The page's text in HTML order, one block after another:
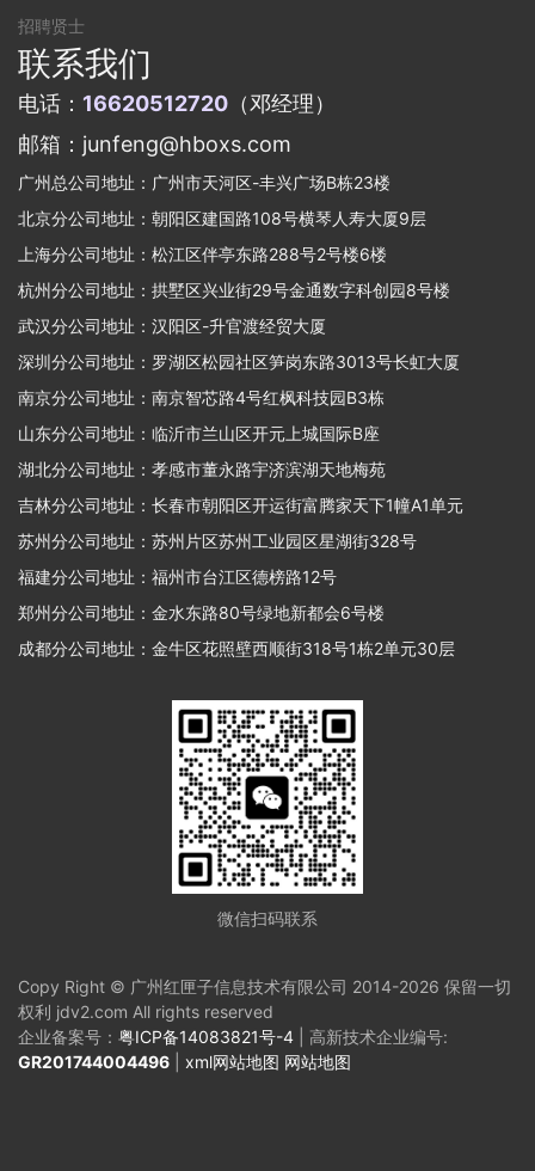
招聘贤士
联系我们
电话： 16620512720 （邓经理）
邮箱：junfeng@hboxs.com
广州总公司地址：广州市天河区-丰兴广场B栋23楼
北京分公司地址：朝阳区建国路108号横琴人寿大厦9层
上海分公司地址：松江区伴亭东路288号2号楼6楼
杭州分公司地址：拱墅区兴业街29号金通数字科创园8号楼
武汉分公司地址：汉阳区-升官渡经贸大厦
深圳分公司地址：罗湖区松园社区笋岗东路3013号长虹大厦
南京分公司地址：南京智芯路4号红枫科技园B3栋
山东分公司地址：临沂市兰山区开元上城国际B座
湖北分公司地址：孝感市董永路宇济滨湖天地梅苑
吉林分公司地址：长春市朝阳区开运街富腾家天下1幢A1单元
苏州分公司地址：苏州片区苏州工业园区星湖街328号
福建分公司地址：福州市台江区德榜路12号
郑州分公司地址：金水东路80号绿地新都会6号楼
成都分公司地址：金牛区花照壁西顺街318号1栋2单元30层
微信扫码联系
Copy Right © 广州红匣子信息技术有限公司 2014-2026 保留一切
权利 jdv2.com All rights reserved
企业备案号： 粤ICP备14083821号-4 | 高新技术企业编号:
GR201744004496
xml网站地图 网站地图